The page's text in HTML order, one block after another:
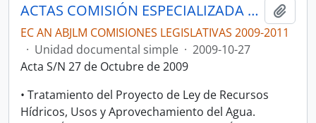
ACTAS COMISIÓN ESPECIALIZADA DE SOBERANÍA ALIMENTARIA, DESARROLLO DEL SECTOR AGROPECUARIO Y PESQUERO.
EC AN ABJLM COMISIONES LEGISLATIVAS 2009-2011
· Unidad documental simple · 2009-10-27
Acta S/N 27 de Octubre de 2009
• Tratamiento del Proyecto de Ley de Recursos
Hídricos, Usos y Aprovechamiento del Agua.